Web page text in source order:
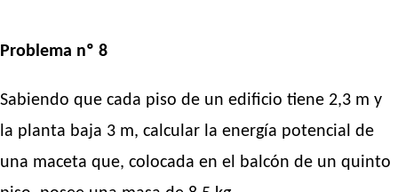
Problema nº 8
Sabiendo que cada piso de un edificio tiene 2,3 m y
la planta baja 3 m, calcular la energía potencial de
una maceta que, colocada en el balcón de un quinto